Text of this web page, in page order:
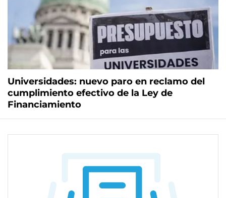
Universidades: nuevo paro en reclamo del
cumplimiento efectivo de la Ley de
Financiamiento